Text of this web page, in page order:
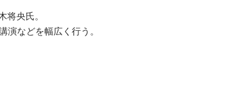
央氏。
などを幅広く行う。